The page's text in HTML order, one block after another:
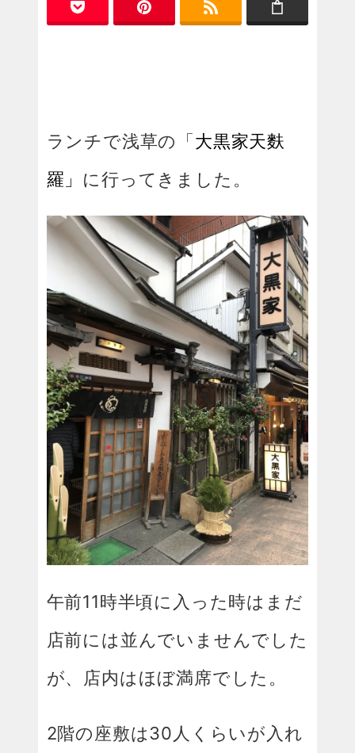
ランチで浅草の「大黒家天麩
羅」 に行ってきました。
午前11時半頃に入った時はまだ
店前には並んでいませんでした
が、店内はほぼ満席でした。
2階の座敷は30人くらいが入れ